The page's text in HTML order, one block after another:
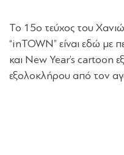
Το 15ο τεύχος του
“inTOWN” είναι εδώ με
και New Year’s cartoon
εξολοκλήρου από τoν